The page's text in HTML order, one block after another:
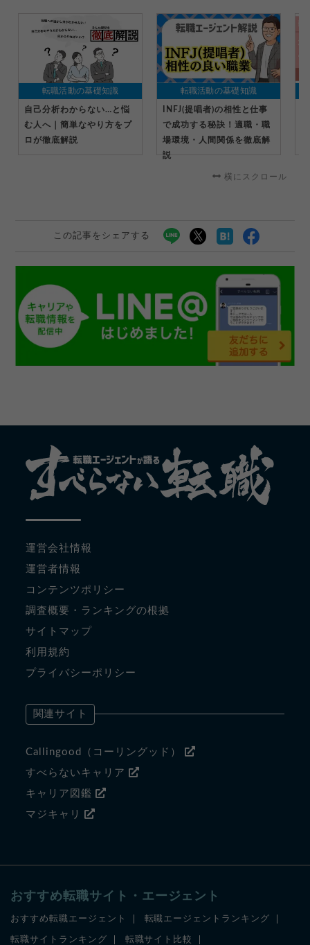
転職活動の基礎知識
自己分析わからない…と悩
む人へ｜簡単なやり方をプ
ロが徹底解説
転職活動の基礎知識
INFJ(提唱者)の相性と仕事
で成功する秘訣！適職・職
場環境・人間関係を徹底解
説
横にスクロール
この記事をシェアする
運営会社情報
運営者情報
コンテンツポリシー
調査概要・ランキングの根拠
サイトマップ
利用規約
プライバシーポリシー
関連サイト
Callingood（コーリングッド）
すべらないキャリア
キャリア図鑑
マジキャリ
おすすめ転職サイト・エージェント
おすすめ転職エージェント 転職エージェントランキング
転職サイトランキング 転職サイト比較